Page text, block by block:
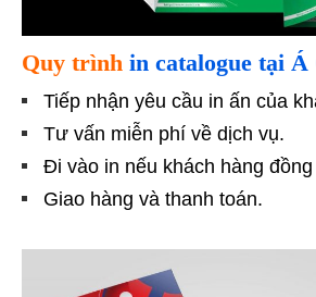
Quy trình in catalogue tại Á
Tiếp nhận yêu cầu in ấn của
Tư vấn miễn phí về dịch vụ.
Đi vào in nếu khách hàng đồng
Giao hàng và thanh toán.